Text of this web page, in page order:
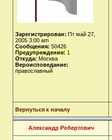
Зарегистрирован: Пт май 27,
2005 3:00 am
Сообщения: 50426
Предупреждения: 1
Откуда: Москва
Вероисповедание:
православный
Вернуться к началу
Александр Робертович